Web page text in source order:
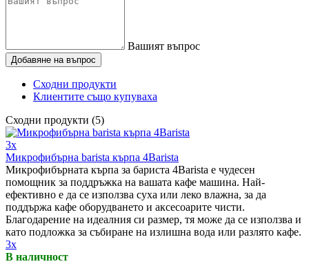
Вашият въпрос
Добавяне на въпрос
Сходни продукти
Клиентите също купуваха
Сходни продукти (5)
3x
Микрофибърна barista кърпа 4Barista
Микрофибърната кърпа за бариста 4Barista е чудесен
помощник за поддръжка на вашата кафе машина. Най-
ефективно е да се използва суха или леко влажна, за да
поддържа кафе оборудването и аксесоарите чисти.
Благодарение на идеалния си размер, тя може да се използва и
като подложка за събиране на излишна вода или разлято кафе.
3x
В наличност